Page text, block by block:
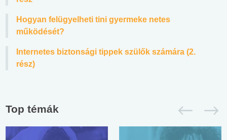
Hogyan felügyelheti tini gyermeke netes
működését?
Internetes biztonsági tippek szülők számára (2.
rész)
Top témák